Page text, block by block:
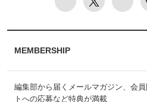
MEMBERSHIP
編集部から届くメールマガジン、会
トへの応募など特典が満載